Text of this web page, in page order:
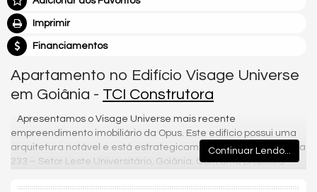
Imprimir
Financiamentos
Apartamento no Edifício Visage Universe
em Goiânia - TCI Construtora
Apresentamos o Visage Universe mais recente
empreendimento imobiliário da Opus. Este edifício possui uma
arquitetura notável e está estrategicamente localizado na Rua
233 – Setor Leste Universitário, Goiânia. Com uma proposta
Continuar Lendo...